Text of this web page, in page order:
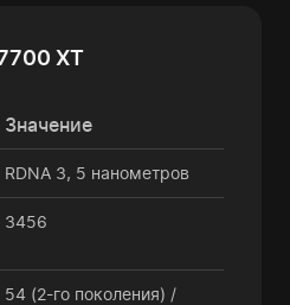
XT
Значение
RDNA 3, 5 нанометров
3456
54 (2-го поколения) /